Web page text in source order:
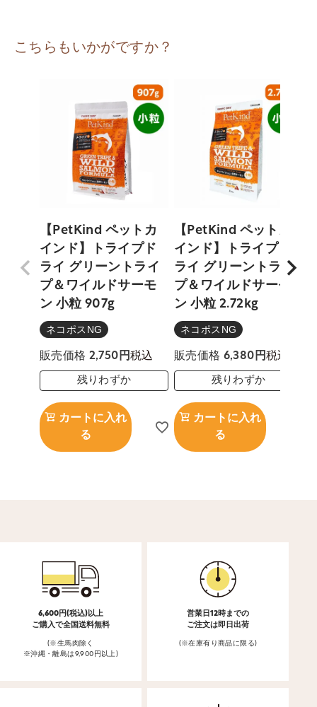
こちらもいかがですか？
【PetKind ペットカ
インド】トライプド
ライ グリーントライ
プ＆ワイルドサーモ
ン 小粒 907g
ネコポスNG
販売価格 2,750 税込
残りわずか
カートに入れ
る
【PetKind ペットカ
インド】トライプド
ライ グリーントライ
プ＆ワイルドサーモ
ン 小粒 2.72kg
ネコポスNG
販売価格 6,380 税込
残りわずか
カートに入れ
る
6,600円(税込)以上
ご購入で全国送料無料
(※生馬肉除く
※沖縄・離島は9,900円以上)
営業日12時までの
ご注文は即日出荷
(※在庫有り商品に限る)